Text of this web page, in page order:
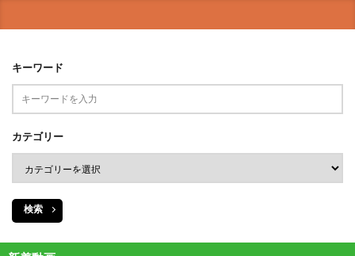
キーワード
カテゴリー
検索